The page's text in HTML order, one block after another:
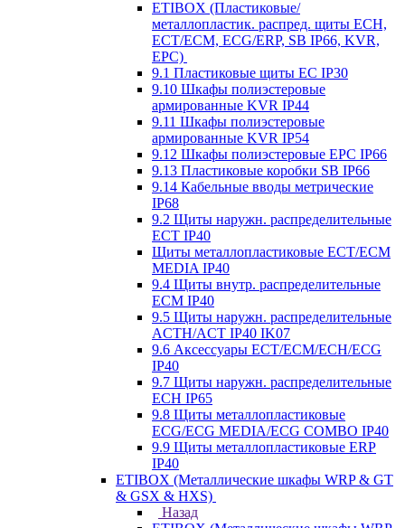
ETIBOX (Пластиковые/
металлопластик. распред. щиты ECH,
ECT/ECM, ECG/ERP, SB IP66, KVR,
EPC)
9.1 Пластиковые щиты EC IP30
9.10 Шкафы полиэстеровые
армированные KVR IP44
9.11 Шкафы полиэстеровые
армированные KVR IP54
9.12 Шкафы полиэстеровые EPC IP66
9.13 Пластиковые коробки SB IP66
9.14 Кабельные вводы метрические
IP68
9.2 Щиты наружн. распределительные
ECT IP40
Щиты металлопластиковые ECT/ECM
MEDIA IP40
9.4 Щиты внутр. распределительные
ECМ IP40
9.5 Щиты наружн. распределительные
ACTH/ACT IP40 IK07
9.6 Аксессуары ECT/ECM/ECH/ECG
IP40
9.7 Щиты наружн. распределительные
ECH IP65
9.8 Щиты металлопластиковые
ECG/ECG MEDIA/ECG COMBO IP40
9.9 Щиты металлопластиковые ERP
IP40
ETIBOX (Металлические шкафы WRP & GT
& GSX & HXS)
Назад